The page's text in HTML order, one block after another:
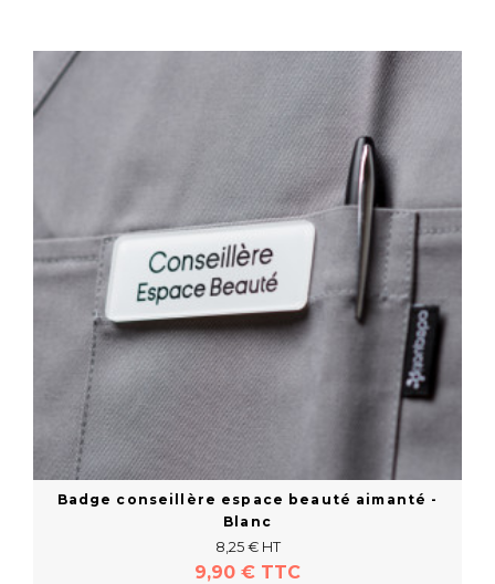
En savoir plus
Badge conseillère espace beauté aimanté -
Blanc
8,25 € HT
9,90 € TTC